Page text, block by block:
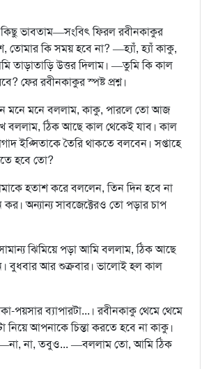
ভাবতাম—সংবিৎ ফিরল রবীনকাকুর
তোমার কি সময় হবে না? —হ্যাঁ, হ্যাঁ কাকু,
তাড়াতাড়ি উত্তর দিলাম। —তুমি কি কাল
ফের রবীনকাকুর স্পষ্ট প্রশ্ন।
মনে মনে বললাম, কাকু, পারলে তো আজ
বললাম, ঠিক আছে কাল থেকেই যাব। কাল
ইপ্সিতাকে তৈরি থাকতে বলবেন। সপ্তাহে
হবে তো?
হতাশ করে বললেন, তিন দিন হবে না
কর। অন্যান্য সাবজেক্টেরও তো পড়ার চাপ
ঝিমিয়ে পড়া আমি বললাম, ঠিক আছে
বুধবার আর শুক্রবার। ভালোই হল কাল
ব্যাপারটা...। রবীনকাকু থেমে থেমে
আপনাকে চিন্তা করতে হবে না কাকু।
—না, না, তবুও... —বললাম তো, আমি ঠিক